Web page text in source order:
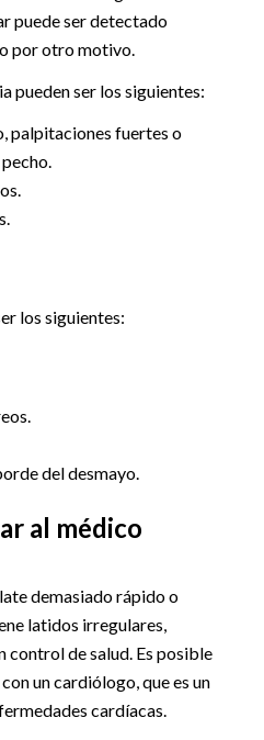
puede ser detectado
por otro motivo.
pueden ser los siguientes:
palpitaciones fuertes o
los siguientes:
del desmayo.
al médico
demasiado rápido o
latidos irregulares,
control de salud. Es posible
un cardiólogo, que es un
cardíacas.